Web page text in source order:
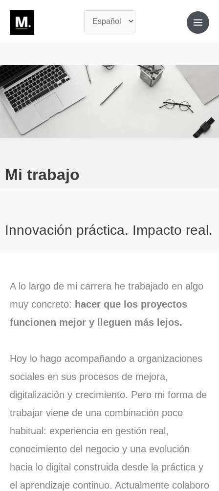
Mi trabajo
Innovación práctica. Impacto real.
A lo largo de mi carrera he trabajado en algo
muy concreto: hacer que los proyectos
funcionen mejor y lleguen más lejos.
Hoy lo hago acompañando a organizaciones
sociales en sus procesos de mejora,
digitalización y crecimiento. Pero mi forma de
trabajar viene de una combinación poco
habitual: experiencia en gestión real,
conocimiento del negocio y una evolución
hacia lo digital construida desde la práctica y
el aprendizaje continuo. Actualmente colaboro